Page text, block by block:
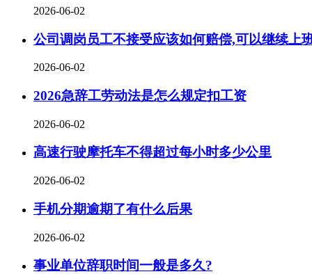
2026-06-02
公司调岗员工不接受应该如何赔偿,可以继续上
2026-06-02
2026急辞工劳动法是怎么规定扣工资
2026-06-02
高速行驶摩托车不得超过每小时多少公里
2026-06-02
手机分期逾期了有什么后果
2026-06-02
事业单位辞职时间一般是多久?